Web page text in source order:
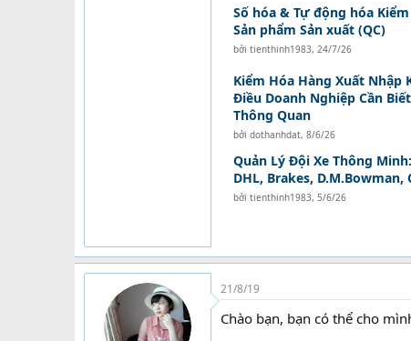
Số hóa & Tự động hóa
Sản phẩm Sản xuất (QC)
bởi tienthinh1983, 24/7/26
Kiểm Hóa Hàng Xuất Nhập
Điều Doanh Nghiệp Cần
Thông Quan
bởi dothanhdat, 8/6/26
Quản Lý Đội Xe Thông
DHL, Brakes,
bởi tienthinh1983, 5/6/26
21/8/19
Chào bạn, bạn có thể cho